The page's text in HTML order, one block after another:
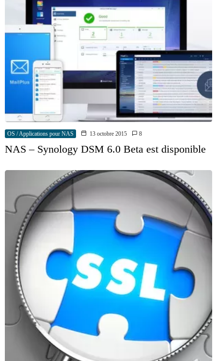
OS / Applications pour NAS 13 octobre 2015 8
NAS – Synology DSM 6.0 Beta est disponible